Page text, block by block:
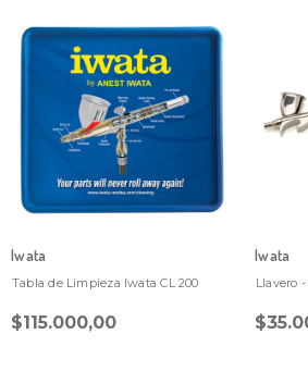
Iwata
Tabla de Limpieza Iwata CL 200
$115.000,00
Iwata
Llavero